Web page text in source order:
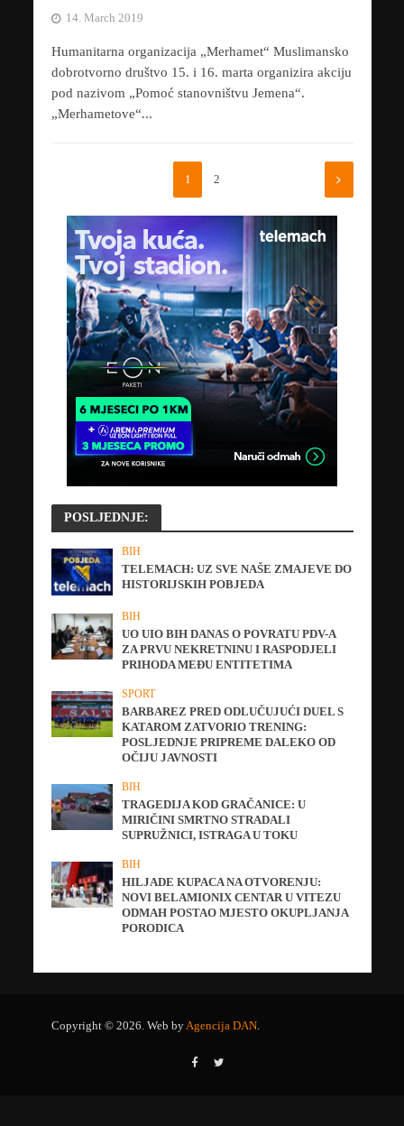
14. March 2019
Humanitarna organizacija „Merhamet“ Muslimansko
dobrotvorno društvo 15. i 16. marta organizira akciju
pod nazivom „Pomoć stanovništvu Jemena“.
„Merhametove“...
1 2
POSLJEDNJE:
BIH
TELEMACH: UZ SVE NAŠE ZMAJEVE DO
HISTORIJSKIH POBJEDA
BIH
UO UIO BIH DANAS O POVRATU PDV-A
ZA PRVU NEKRETNINU I RASPODJELI
PRIHODA MEĐU ENTITETIMA
SPORT
BARBAREZ PRED ODLUČUJUĆI DUEL S
KATAROM ZATVORIO TRENING:
POSLJEDNJE PRIPREME DALEKO OD
OČIJU JAVNOSTI
BIH
TRAGEDIJA KOD GRAČANICE: U
MIRIČINI SMRTNO STRADALI
SUPRUŽNICI, ISTRAGA U TOKU
BIH
HILJADE KUPACA NA OTVORENJU:
NOVI BELAMIONIX CENTAR U VITEZU
ODMAH POSTAO MJESTO OKUPLJANJA
PORODICA
Copyright © 2026. Web byAgencija DAN.